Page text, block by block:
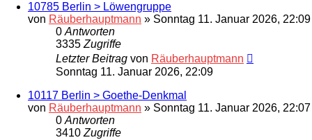
10785 Berlin > Löwengruppe
von Räuberhauptmann » Sonntag 11. Januar 2026, 22:09
0 Antworten
3335 Zugriffe
Letzter Beitrag von Räuberhauptmann
Sonntag 11. Januar 2026, 22:09
10117 Berlin > Goethe-Denkmal
von Räuberhauptmann » Sonntag 11. Januar 2026, 22:07
0 Antworten
3410 Zugriffe